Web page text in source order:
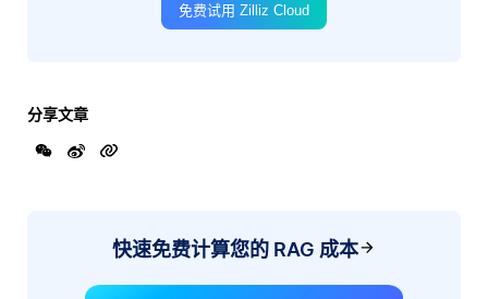
免费试用 Zilliz Cloud
分享文章
快速免费计算您的 RAG 成本